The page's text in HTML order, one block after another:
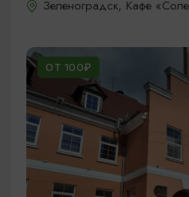
Зеленоградск, Кафе
ОТ 100₽